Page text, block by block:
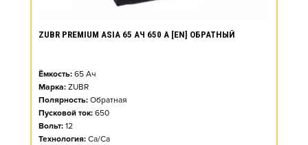
ZUBR PREMIUM ASIA 65 АЧ 650 А [EN] ОБРАТНЫЙ
Ёмкость: 65 Ач
Марка: ZUBR
Полярность: Обратная
Пусковой ток: 650
Вольт: 12
Технология: Ca/Ca